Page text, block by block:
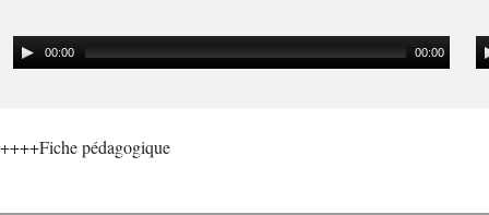
00:00 00:00
++++Fiche pédagogique